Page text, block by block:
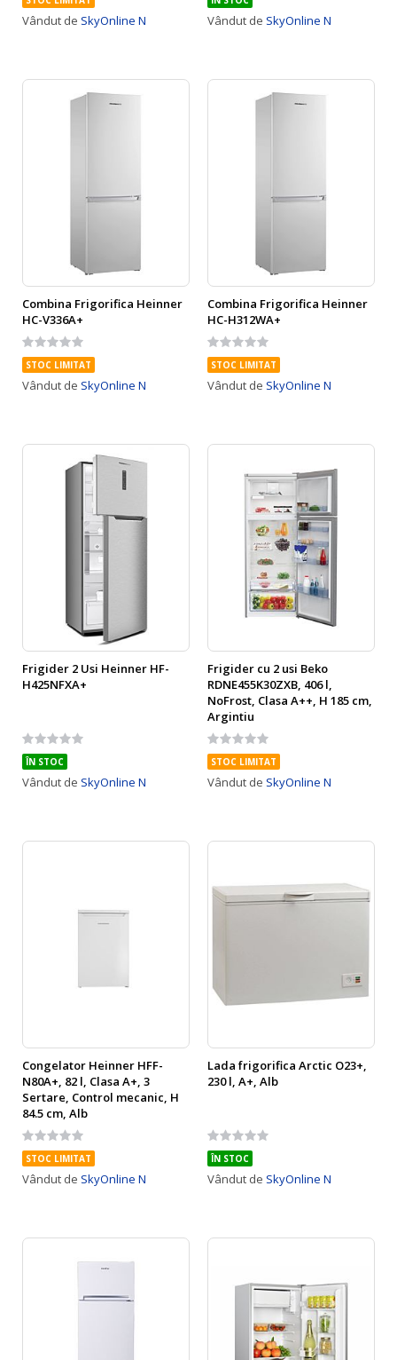
Vândut de SkyOnline N Vândut de SkyOnline N
Combina Frigorifica Heinner
HC-V336A+
Rating:
0%
STOC LIMITAT
Vândut de SkyOnline N
Combina Frigorifica Heinner
HC-H312WA+
Rating:
0%
STOC LIMITAT
Vândut de SkyOnline N
Frigider 2 Usi Heinner HF-
H425NFXA+
Rating:
0%
ÎN STOC
Vândut de SkyOnline N
Frigider cu 2 usi Beko
RDNE455K30ZXB, 406 l,
NoFrost, Clasa A++, H 185 cm,
Argintiu
Rating:
0%
STOC LIMITAT
Vândut de SkyOnline N
Congelator Heinner HFF-
N80A+, 82 l, Clasa A+, 3
Sertare, Control mecanic, H
84.5 cm, Alb
Rating:
0%
STOC LIMITAT
Vândut de SkyOnline N
Lada frigorifica Arctic O23+,
230 l, A+, Alb
Rating:
0%
ÎN STOC
Vândut de SkyOnline N